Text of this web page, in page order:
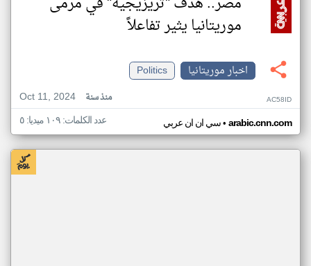
موريتانيا يثير تفاعلاً
اخبار موريتانيا
Politics
Oct 11, 2024
منذ سنة AC58ID
سي ان ان عربي• arabic.cnn.com عدد الكلمات: ١٠٩ ميديا: ٥